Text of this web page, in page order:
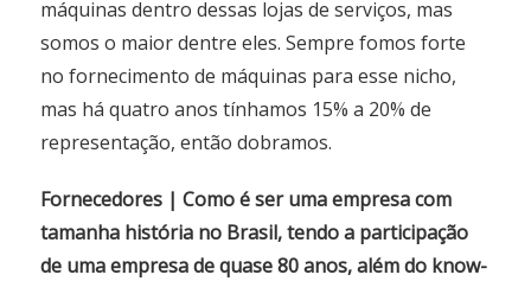
máquinas dentro dessas lojas de serviços, mas
somos o maior dentre eles. Sempre fomos forte
no fornecimento de máquinas para esse nicho,
mas há quatro anos tínhamos 15% a 20% de
representação, então dobramos.
Fornecedores | Como é ser uma empresa com
tamanha história no Brasil, tendo a participação
de uma empresa de quase 80 anos, além do know-